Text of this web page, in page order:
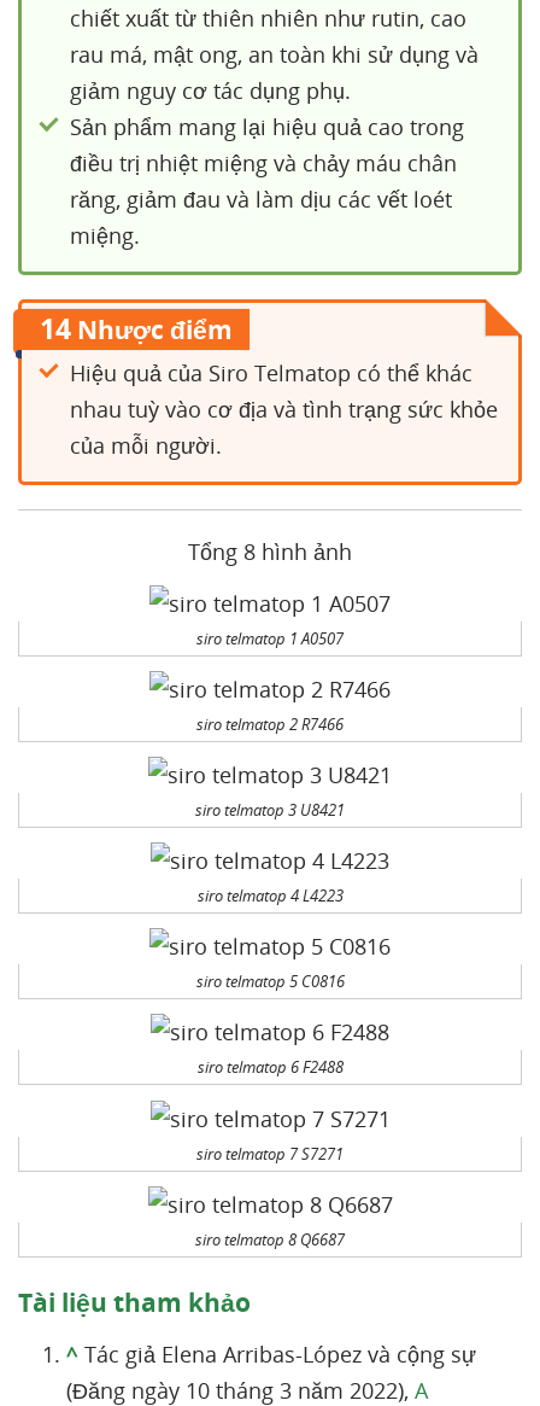
chiết xuất từ thiên nhiên như rutin, cao
rau má, mật ong, an toàn khi sử dụng và
giảm nguy cơ tác dụng phụ.
Sản phẩm mang lại hiệu quả cao trong
điều trị nhiệt miệng và chảy máu chân
răng, giảm đau và làm dịu các vết loét
miệng.
14 Nhược điểm
Hiệu quả của Siro Telmatop có thể khác
nhau tuỳ vào cơ địa và tình trạng sức khỏe
của mỗi người.
Tổng 8 hình ảnh
siro telmatop 1 A0507
siro telmatop 2 R7466
siro telmatop 3 U8421
siro telmatop 4 L4223
siro telmatop 5 C0816
siro telmatop 6 F2488
siro telmatop 7 S7271
siro telmatop 8 Q6687
Tài liệu tham khảo
^ Tác giả Elena Arribas-López và cộng sự
(Đăng ngày 10 tháng 3 năm 2022), A